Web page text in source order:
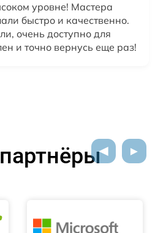
уровне! Мастера
быстро и качественно.
очень доступно для
и точно вернусь еще раз!